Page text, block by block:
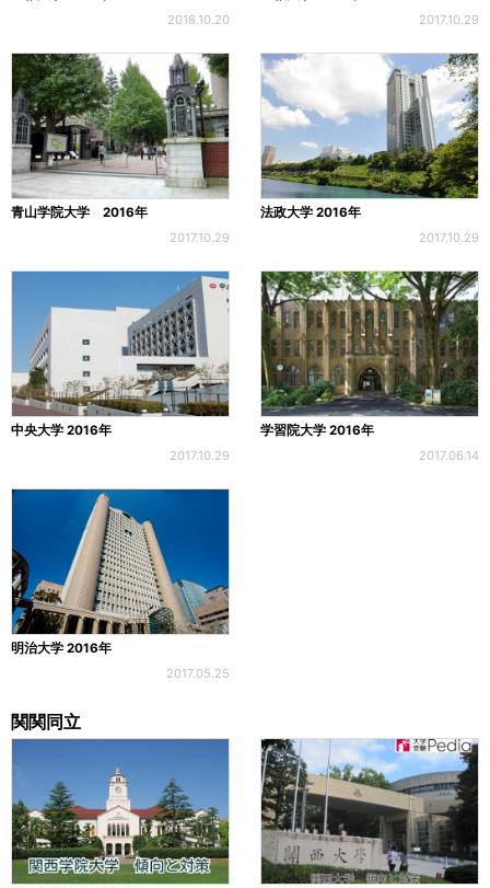
2018.10.20
2017.10.29
青山学院大学 2016年
2017.10.29
法政大学 2016年
2017.10.29
中央大学 2016年
2017.10.29
学習院大学 2016年
2017.06.14
明治大学 2016年
2017.05.25
関関同立